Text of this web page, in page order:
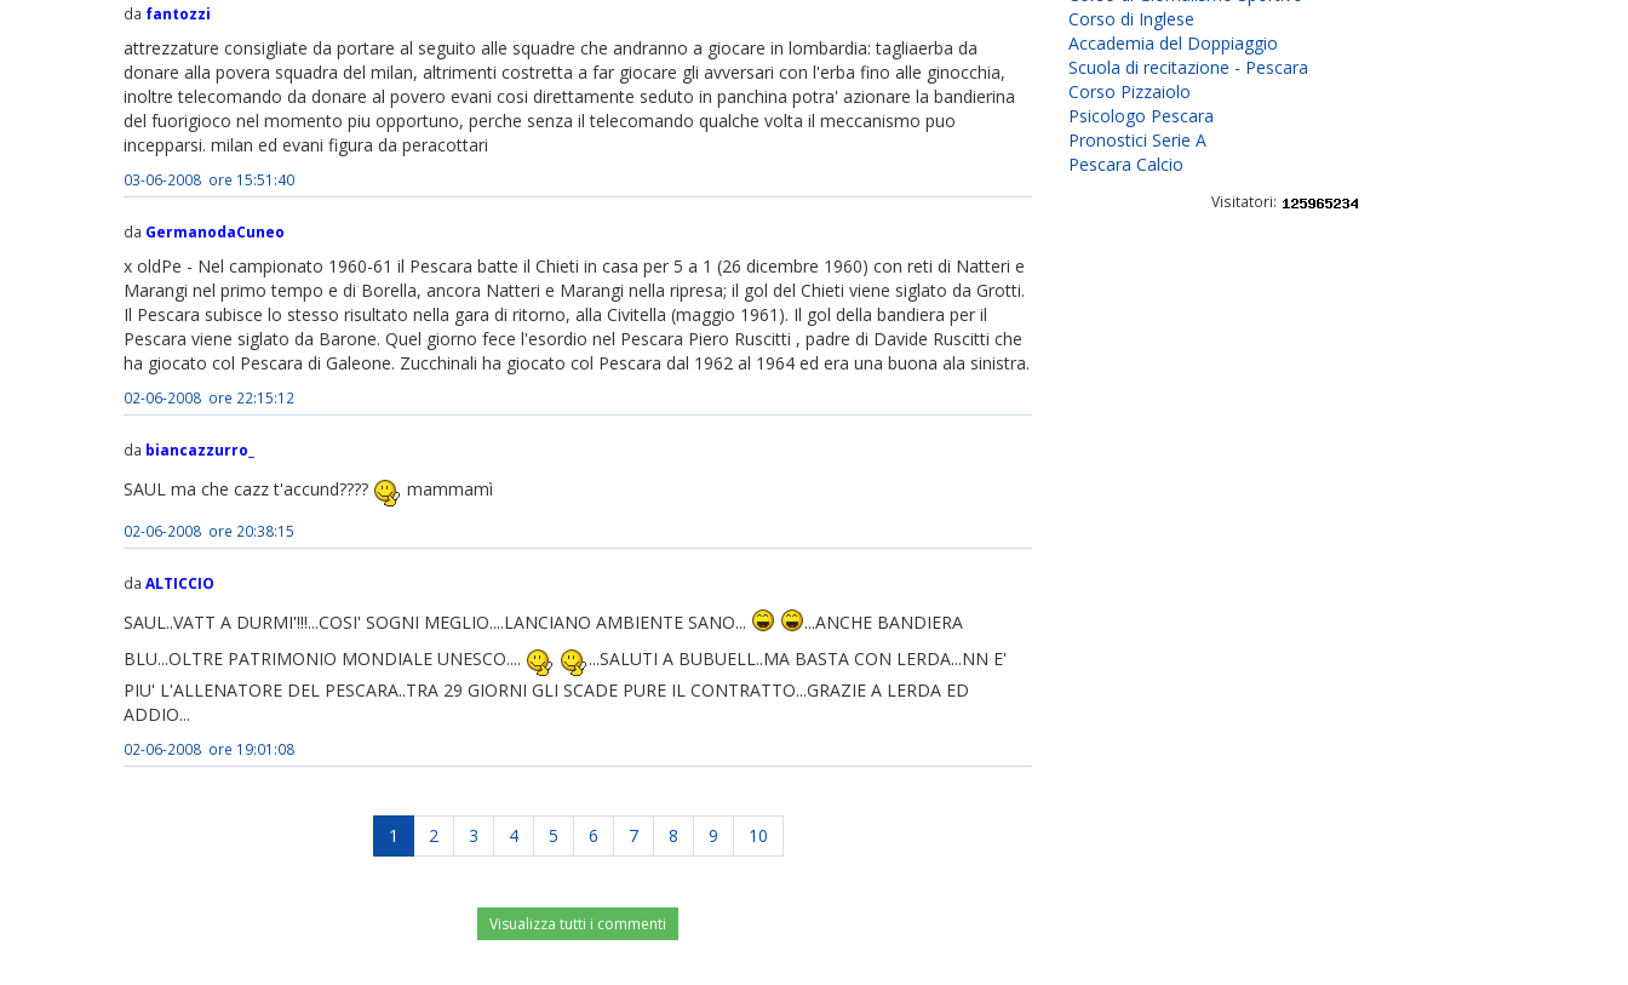
da fantozzi
attrezzature consigliate da portare al seguito alle squadre che andranno a giocare in lombardia: tagliaerba da
donare alla povera squadra del milan, altrimenti costretta a far giocare gli avversari con l'erba fino alle ginocchia,
inoltre telecomando da donare al povero evani cosi direttamente seduto in panchina potra' azionare la bandierina
del fuorigioco nel momento piu opportuno, perche senza il telecomando qualche volta il meccanismo puo
incepparsi. milan ed evani figura da peracottari
03-06-2008 ore 15:51:40
da GermanodaCuneo
x oldPe - Nel campionato 1960-61 il Pescara batte il Chieti in casa per 5 a 1 (26 dicembre 1960) con reti di Natteri e
Marangi nel primo tempo e di Borella, ancora Natteri e Marangi nella ripresa; il gol del Chieti viene siglato da Grotti.
Il Pescara subisce lo stesso risultato nella gara di ritorno, alla Civitella (maggio 1961). Il gol della bandiera per il
Pescara viene siglato da Barone. Quel giorno fece l'esordio nel Pescara Piero Ruscitti , padre di Davide Ruscitti che
ha giocato col Pescara di Galeone. Zucchinali ha giocato col Pescara dal 1962 al 1964 ed era una buona ala sinistra.
02-06-2008 ore 22:15:12
da biancazzurro_
SAUL ma che cazz t'accund???? mammamì
02-06-2008 ore 20:38:15
da ALTICCIO
SAUL..VATT A DURMI'!!!...COSI' SOGNI MEGLIO....LANCIANO AMBIENTE SANO...
...ANCHE BANDIERA
BLU...OLTRE PATRIMONIO MONDIALE UNESCO....
...SALUTI A BUBUELL..MA BASTA CON LERDA...NN E'
PIU' L'ALLENATORE DEL PESCARA..TRA 29 GIORNI GLI SCADE PURE IL CONTRATTO...GRAZIE A LERDA ED
ADDIO...
02-06-2008 ore 19:01:08
1 2 3 4 5 6 7 8 9 10
Visualizza tutti i commenti
Corso di Inglese
Accademia del Doppiaggio
Scuola di recitazione - Pescara
Corso Pizzaiolo
Psicologo Pescara
Pronostici Serie A
Pescara Calcio
Visitatori: